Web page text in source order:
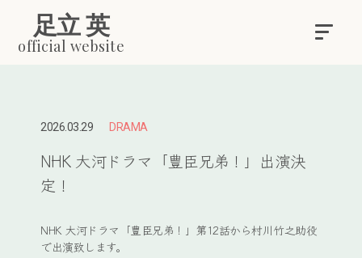
足立 英
official website
2026.03.29 DRAMA
NHK 大河ドラマ「豊臣兄弟！」出演決
定！
NHK 大河ドラマ「豊臣兄弟！」第12話から村川竹之助役
で出演致します。